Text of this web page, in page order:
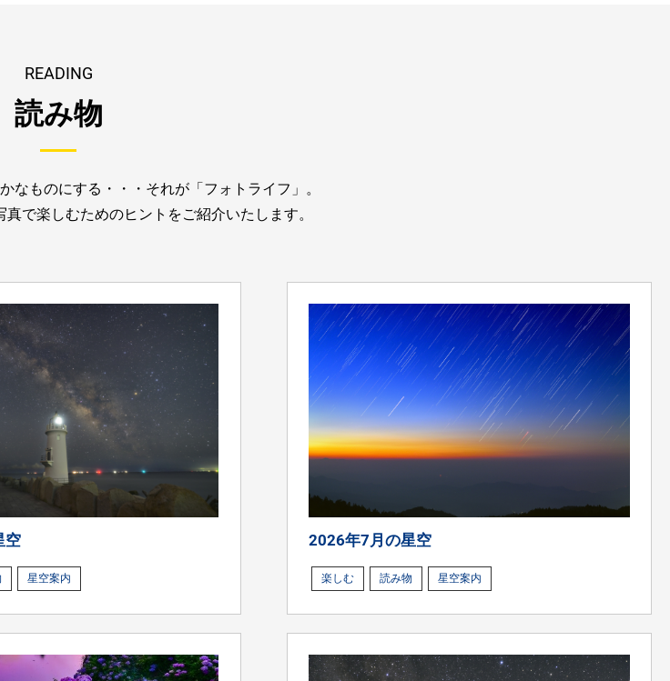
READING
読み物
なものにする・・・ それが「フォトライフ」。
で楽しむためのヒントをご紹介いたします。
空
星空案内
2026年7月の星空
楽しむ 読み物 星空案内